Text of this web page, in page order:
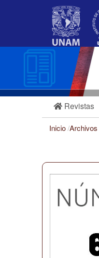
Barra
Revistas
Inicio/Archivos